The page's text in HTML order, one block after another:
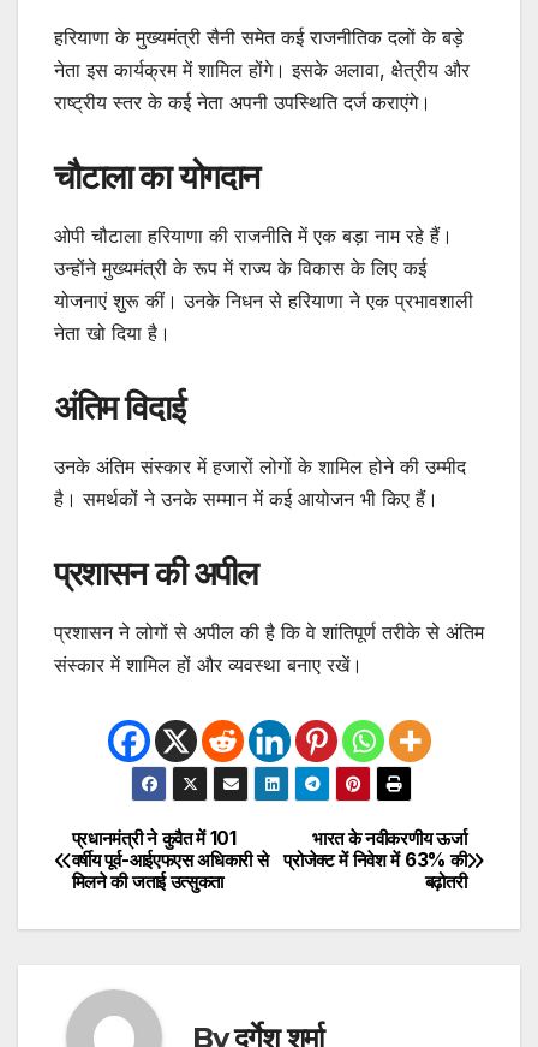
हरियाणा के मुख्यमंत्री सैनी समेत कई राजनीतिक दलों के बड़े
नेता इस कार्यक्रम में शामिल होंगे। इसके अलावा, क्षेत्रीय और
राष्ट्रीय स्तर के कई नेता अपनी उपस्थिति दर्ज कराएंगे।
चौटाला का योगदान
ओपी चौटाला हरियाणा की राजनीति में एक बड़ा नाम रहे हैं।
उन्होंने मुख्यमंत्री के रूप में राज्य के विकास के लिए कई
योजनाएं शुरू कीं। उनके निधन से हरियाणा ने एक प्रभावशाली
नेता खो दिया है।
अंतिम विदाई
उनके अंतिम संस्कार में हजारों लोगों के शामिल होने की उम्मीद
है। समर्थकों ने उनके सम्मान में कई आयोजन भी किए हैं।
प्रशासन की अपील
प्रशासन ने लोगों से अपील की है कि वे शांतिपूर्ण तरीके से अंतिम
संस्कार में शामिल हों और व्यवस्था बनाए रखें।
Post
navigation
भारत के नवीकरणीय ऊर्जा
प्रोजेक्ट में निवेश में 63% की
बढ़ोतरी
प्रधानमंत्री ने कुवैत में 101
वर्षीय पूर्व-आईएफएस अधिकारी से
मिलने की जताई उत्सुकता
Byदुर्गेश शर्मा